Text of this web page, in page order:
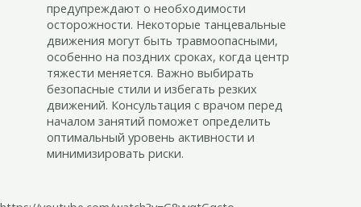
предупреждают о необходимости
осторожности. Некоторые танцевальные
движения могут быть травмоопасными,
особенно на поздних сроках, когда центр
тяжести меняется. Важно выбирать
безопасные стили и избегать резких
движений. Консультация с врачом перед
началом занятий поможет определить
оптимальный уровень активности и
минимизировать риски.